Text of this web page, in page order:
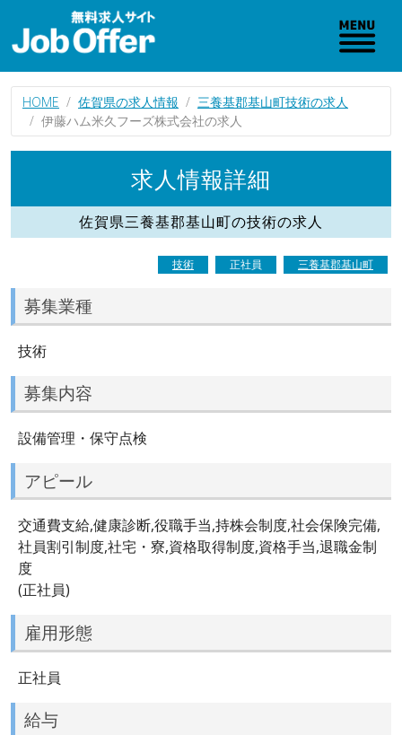
HOME 佐賀県の求人情報
三養基郡基山町技術の求人
伊藤ハム米久フーズ株式会社の求人
求人情報詳細
佐賀県三養基郡基山町の技術の求人
技術 正社員 三養基郡基山町
募集業種
技術
募集内容
設備管理・保守点検
アピール
交通費支給,健康診断,役職手当,持株会制度,社会保険完備,
社員割引制度,社宅・寮,資格取得制度,資格手当,退職金制
度
(正社員)
雇用形態
正社員
給与